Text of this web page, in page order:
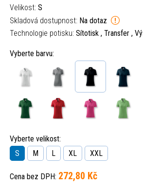
Velikost: S
Skladová dostupnost: Na dotaz
Technologie potisku: Sítotisk , Transfer ,
Vyberte barvu:
Vyberte velikost:
S
M L XL XXL
Cena bez DPH: 272,80 Kč